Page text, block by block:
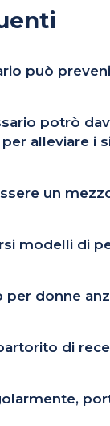
può
potrò
alleviare i
un
modelli di
per donne
di